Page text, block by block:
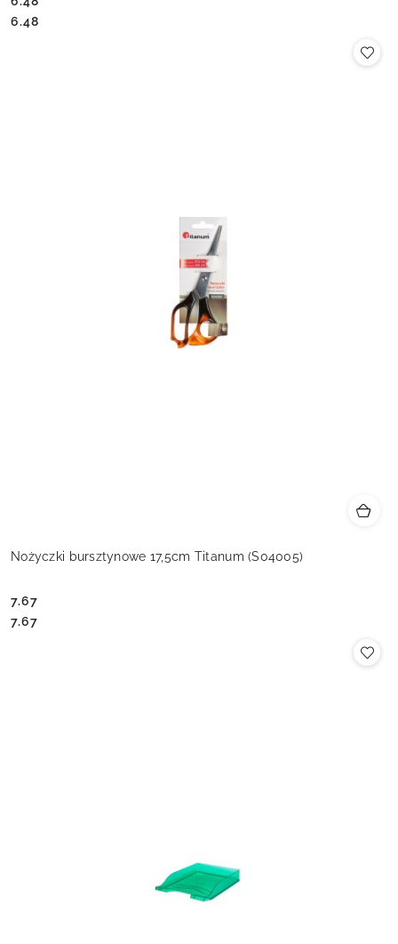
Cena:
Cena:
6.48
Nożyczki bursztynowe 17,5cm Titanum (S04005)
Cena:
7.67
Cena:
7.67